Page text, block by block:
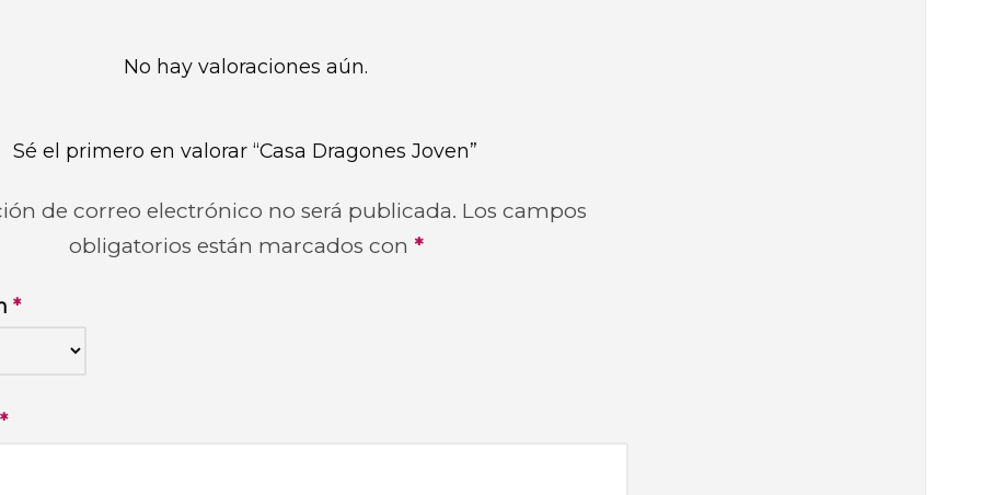
No hay valoraciones aún.
Sé el primero en valorar “Casa Dragones Joven”
de correo electrónico no será publicada. Los campos
obligatorios están marcados con *
*
*